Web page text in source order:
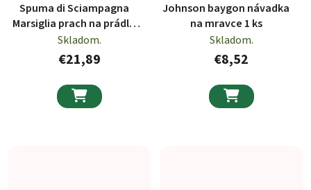
Spuma di Sciampagna
Marsiglia prach na prádlo
4,14kg 92PD
Skladom.
€21,89

Johnson baygon návadka
na mravce 1 ks
Skladom.
€8,52
